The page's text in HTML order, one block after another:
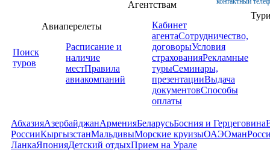
Поиск
туров
Авиаперелеты
Расписание и
наличие
местПравила
авиакомпаний
Агентствам
Кабинет
агентаСотрудничество,
договорыУсловия
страхованияРекламные
турыСеминары,
презентацииВыдача
документовСпособы
оплаты
АбхазияАзербайджанАрменияБеларусьБосния и Герцеговина
РоссииКыргызстанМальдивыМорские круизыОАЭОман
ЛанкаЯпонияДетский отдыхПрием на Урале